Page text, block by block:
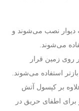
دیوار نصب می‌شوند و
می‌شوند.
روی زمین قرار
استفاده می‌شوند.
بر کپسول آتش
اطفای حریق در